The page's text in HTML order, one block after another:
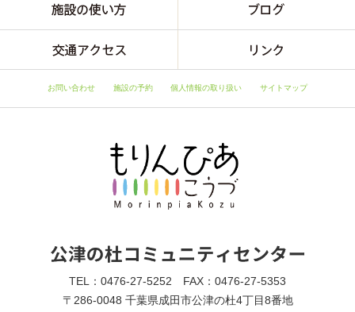
お問い合わせ 施設の予約 個人情報の取り扱い サイトマップ
TEL：0476-27-5252 FAX：0476-27-5353
〒286-0048 千葉県成田市公津の杜4丁目8番地